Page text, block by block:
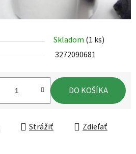
Skladom (1 ks)
3272090681
DO KOŠÍKA
Strážiť Zdieľať